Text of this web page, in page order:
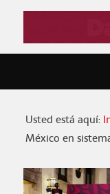
Usted está aquí:
México en